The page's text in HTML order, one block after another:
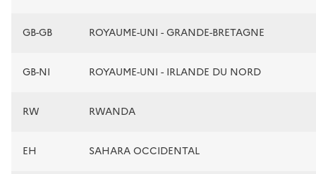
GB-GB ROYAUME-UNI - GRANDE-BRETAGNE
GB-NI ROYAUME-UNI - IRLANDE DU NORD
RW RWANDA
EH SAHARA OCCIDENTAL